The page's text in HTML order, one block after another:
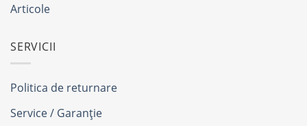
Articole
SERVICII
Politica de returnare
Service / Garanție